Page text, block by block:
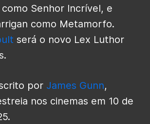
como Senhor Incrível, e
como Metamorfo.
será o novo Lex Luthor
por James Gunn,
nos cinemas em 10 de